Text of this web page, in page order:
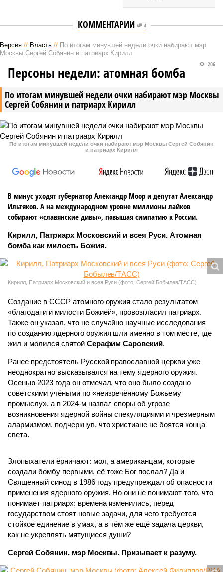
КОММЕНТАРИИ 4
Версия // Власть // По итогам минувшей недели очки набирают мэр
Москвы Сергей Собянин и патриарх Кирилл
По итогам минувшей недели очки набирают мэр Москвы
Сергей Собянин и патриарх Кирилл
206
Персоны недели: атомная бомба
По итогам минувшей недели очки набирают мэр Москвы Сергей Собянин
и патриарх Кирилл
В минус уходят губернатор Александр Моор и депутат Александр
Ильтяков. А на международном уровне миллионы лайков
собирают «славянские дивы», повышая симпатию к России.
Кирилл, Патриарх Московский и всея Руси. Атомная
бомба как милость Божия.
Кирилл, Патриарх Московский и всея Руси (фото: Сергей Бобылев/ТАСС)
Создание в СССР атомного оружия стало результатом
«благодати и милости Божией», провозгласил патриарх.
Также он указал, что не случайно научные исследования
по созданию ядерного оружия шли именно в том месте, где
жил и молился святой Серафим Саровский.
Ранее предстоятель Русской православной церкви уже
неоднократно высказывался на тему ядерного оружия.
Осенью 2023 года он отмечал, что оно было создано
советскими учёными по «неизречённому Божьему
промыслу», а в 2024-м назвал споры об угрозе
возникновения ядерной войны спекуляциями и чрезмерным
алармизмом, подчеркнув, что христиане не боятся конца
света.
Злопыхатели ёрничают: мол, а американцам, которые
создали бомбу первыми, её тоже Бог послал? Да и
Священный синод в 1986 году предупреждал об опасности
применения ядерного оружия. Но они не понимают того, что
понимает патриарх: времена изменились, перед
государством стоят новые задачи, для чего требуется
стойкое единение в умах, а в чём же ещё задача церкви,
как не укреплять мятущиеся души?
Сергей Собянин, мэр Москвы. Призывает к разуму.